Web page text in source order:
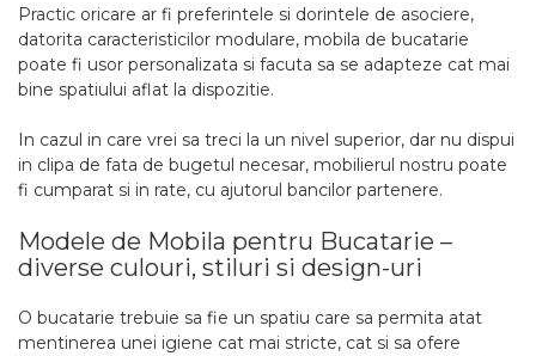
Practic oricare ar fi preferintele si dorintele de asociere,
datorita caracteristicilor modulare, mobila de bucatarie
poate fi usor personalizata si facuta sa se adapteze cat mai
bine spatiului aflat la dispozitie.
In cazul in care vrei sa treci la un nivel superior, dar nu dispui
in clipa de fata de bugetul necesar, mobilierul nostru poate
fi cumparat si in rate, cu ajutorul bancilor partenere.
Modele de Mobila pentru Bucatarie –
diverse culouri, stiluri si design-uri
O bucatarie trebuie sa fie un spatiu care sa permita atat
mentinerea unei igiene cat mai stricte, cat si sa ofere